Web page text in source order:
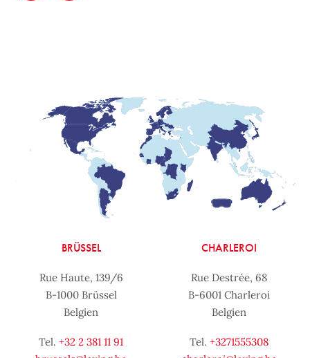
BRÜSSEL
Rue Haute, 139/6
B-1000 Brüssel
Belgien
Tel. +32 2 381 11 91
CHARLEROI
Rue Destrée, 68
B-6001 Charleroi
Belgien
Tel. +3271555308